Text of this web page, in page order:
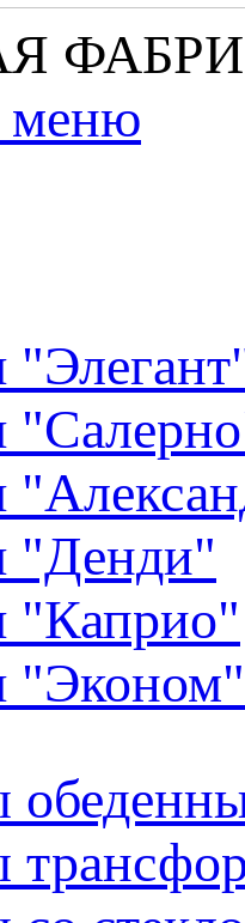
меню
"Денди"
"Каприо"
"Эконом"